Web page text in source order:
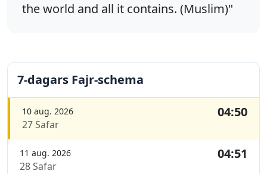
the world and all it contains. (Muslim)"
7-dagars Fajr-schema
10 aug. 2026
27 Safar
04:50
11 aug. 2026
28 Safar
04:51